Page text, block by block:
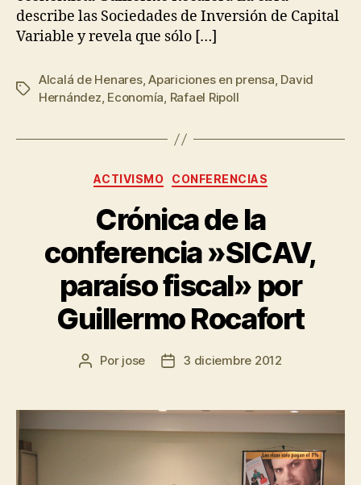
describe las Sociedades de Inversión de Capital
Variable y revela que sólo […]
Alcalá de Henares,Apariciones en prensa, David
Hernández, Economía, Rafael Ripoll
ACTIVISMO CONFERENCIAS
Crónica de la
conferencia »SICAV,
paraíso fiscal» por
Guillermo Rocafort
Por jose 3 diciembre 2012